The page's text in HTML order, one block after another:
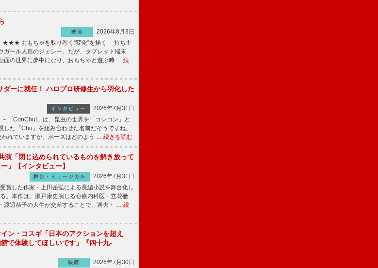
映画
2026年8月3日
★★★ おもちゃを取り巻く“変化”を描く 持ち主
ガール人形のジェシー。だが、タブレット端末
面の世界に夢中になり、おもちゃと遊ぶ時 … 続
ダーに就任！ ハロプロ研修生から羽化した
インタビュー
2026年7月31日
「ConChu!」は、昆虫の世界を「コンコン」と
た「Chu」を組み合わせた名前だそうですね。
われていますが、ポーズはどのよう … 続きを読む
演「閉じ込められているものを解き放って
」【インタビュー】
舞台・ミュージカル
2026年7月31日
賞した作家・上田岳弘による長編小説を舞台化し
。本作は、瀬戸康史演じる心療内科医・立花徹
渡辺恭子の人生が交差することで、過去・ … 続
ン・コスギ「日本のアクションを超え
で体験してほしいです」『四十九-
映画 2026年7月30日